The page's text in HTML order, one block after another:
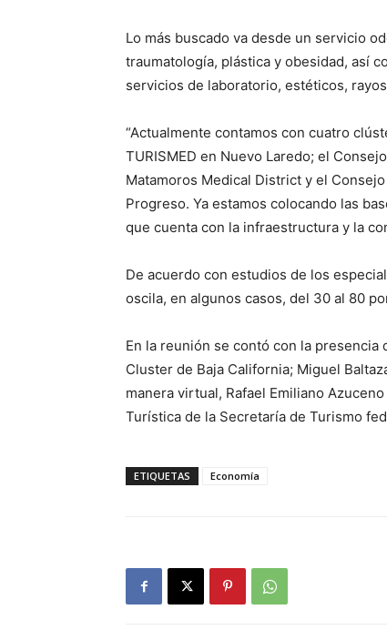
Lo más buscado va desde un servicio
traumatología, plástica y obesidad, así
servicios de laboratorio, estéticos,
“Actualmente contamos con cuatro
TURISMED en Nuevo Laredo; el
Matamoros Medical District y el
Progreso. Ya estamos colocando las
que cuenta con la infraestructura y la
De acuerdo con estudios de los
oscila, en algunos casos, del 30 al 80
En la reunión se contó con la presencia
Cluster de Baja California; Miguel
manera virtual, Rafael Emiliano
Turística de la Secretaría de Turismo
ETIQUETAS Economía